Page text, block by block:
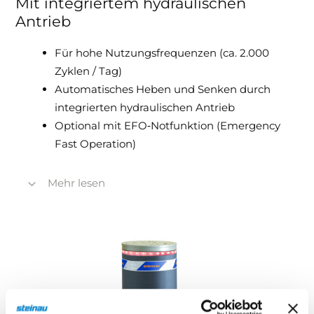
Antrieb
Für hohe Nutzungsfrequenzen (ca. 2.000
Zyklen / Tag)
Automatisches Heben und Senken durch
integrierten hydraulischen Antrieb
Optional mit EFO‑Notfunktion (Emergency
Fast Operation)
Erweiterbare Steuereinheit für gleichzeitige
Mehr lesen